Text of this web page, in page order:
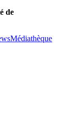
de
Médiathèque